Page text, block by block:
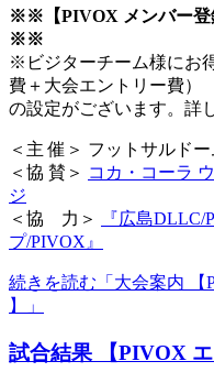
※※【PIVOX メンバー登
※※
※ビジターチーム様にお
費＋大会エントリー費）
の設定がございます。詳
＜主 催＞ フットサルド
＜協 賛＞ コカ・コーラ
ジ
＜協 力＞
『広島DLLC/
プ/PIVOX』
続きを読む「大会案内 【
】」
試合結果 【PIVOX エ